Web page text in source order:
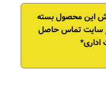
این محصول بسته
سایت تماس حاصل
اداری*